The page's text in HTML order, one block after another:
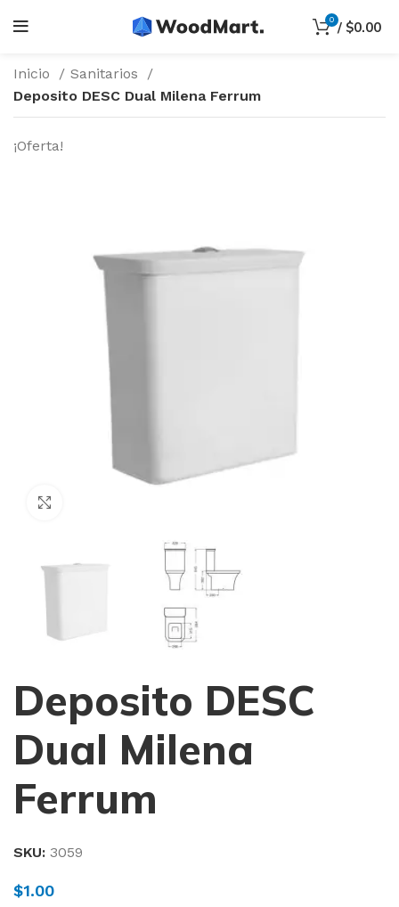
0 / $0.00
Inicio
Sanitarios
Deposito DESC Dual Milena Ferrum
¡Oferta!
Deposito DESC
Dual Milena
Ferrum
SKU: 3059
$1.00